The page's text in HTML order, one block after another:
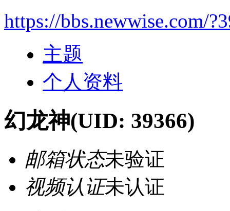
https://bbs.newwise.com/
主题
个人资料
幻龙神(UID: 39366)
邮箱状态未验证
视频认证未认证